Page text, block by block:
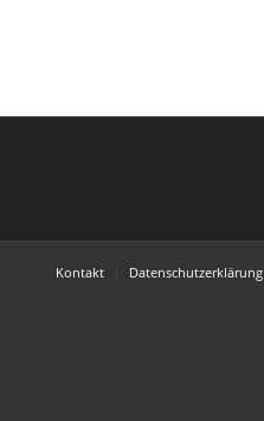
Kontakt Datenschutzerklärung